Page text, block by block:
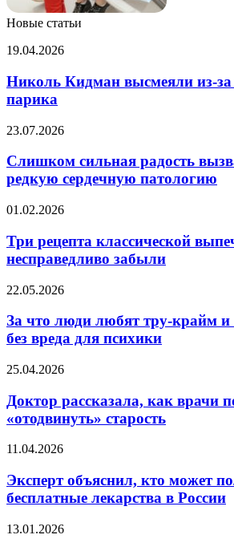
Новые статьи
Николь
высмеяли
из-
за
парика
19.04.2026
Николь Кидман высмеяли из-за
парика
Слишком
радость
у
редкую
патологию
23.07.2026
Слишком сильная радость
редкую сердечную патологию
Три
классической
выпечки,
о
несправедливо
01.02.2026
Три рецепта классической
несправедливо забыли
За
люди
любят
тру-
и
его
смотреть
вреда
психики
22.05.2026
За что люди любят тру-крайм и
без вреда для психики
Доктор
как
врачи
помогут
старость
25.04.2026
Доктор рассказала, как врачи
«отодвинуть» старость
Эксперт
кто
может
получить
лекарства
11.04.2026
Эксперт объяснил, кто может
бесплатные лекарства в России
Книги
13.01.2026